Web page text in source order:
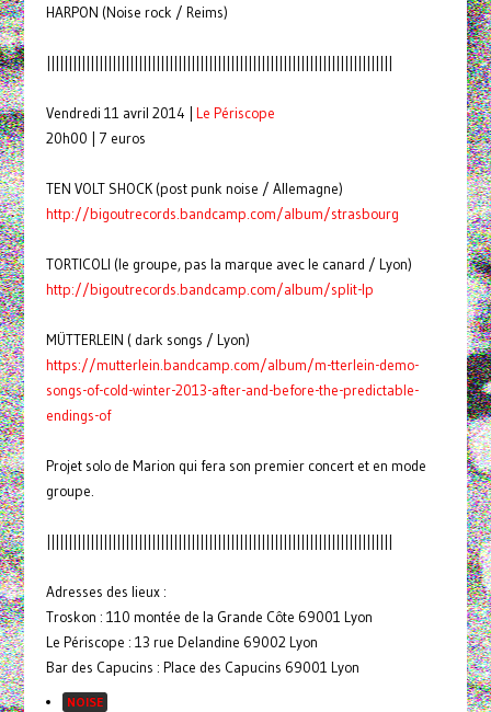
HARPON (Noise rock / Reims)
Vendredi 11 avril 2014 | Le Périscope
20h00 | 7 euros
TEN VOLT SHOCK (post punk noise / Allemagne)
http://bigoutrecords.bandcamp.com/album/strasbourg
TORTICOLI (le groupe, pas la marque avec le canard / Lyon)
http://bigoutrecords.bandcamp.com/album/split-lp
MÜTTERLEIN ( dark songs / Lyon)
https://mutterlein.bandcamp.com/album/m-tterlein-demo-
songs-of-cold-winter-2013-after-and-before-the-predictable-
endings-of
Projet solo de Marion qui fera son premier concert et en mode
groupe.
Adresses des lieux :
Troskon : 110 montée de la Grande Côte 69001 Lyon
Le Périscope : 13 rue Delandine 69002 Lyon
Bar des Capucins : Place des Capucins 69001 Lyon
NOISE